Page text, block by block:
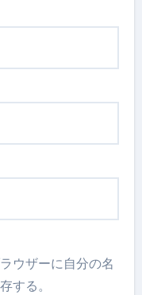
ウザーに自分の名
する。